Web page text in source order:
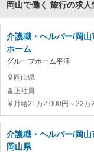
岡山で働く 旅行の求人
介護職・ヘルパー/岡
ホーム
グループホーム平津
岡山県
正社員
月給21万2,000円～22万
介護職・ヘルパー/岡
岡山県